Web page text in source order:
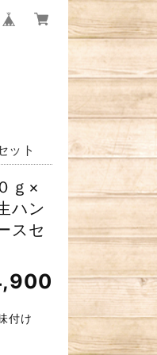
ット
ｇ×
ハン
スセ
付け